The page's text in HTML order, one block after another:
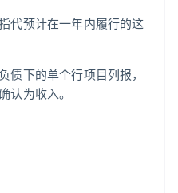
代预计在一年内履行的这
债下的单个行项目列报，
认为收入。